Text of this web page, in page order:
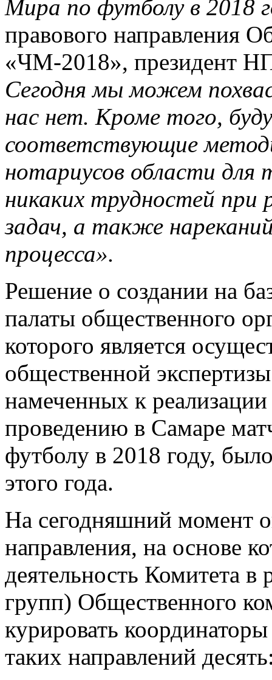
Мира по футболу в 2018
правового направления
«ЧМ-2018», президент
Сегодня мы можем
нас нет. Кроме того,
соответствующие
нотариусов области для
никаких трудностей при
задач, а также
процесса».
Решение о создании на
палаты общественного
которого является
общественной
намеченных к реализации
проведению в Самаре
футболу в 2018 году,
этого года.
На сегодняшний момент
направления, на основе
деятельность Комитета
групп) Общественного
курировать
таких направлений